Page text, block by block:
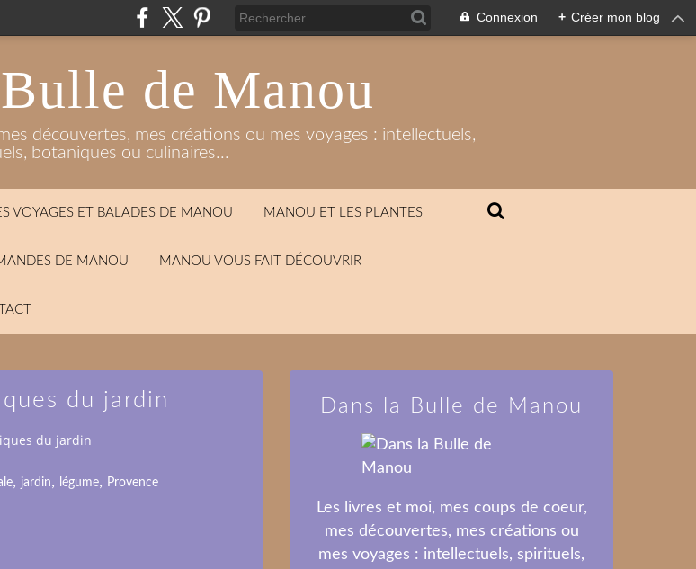
Connexion + Créer mon blog
de Manou
découvertes, mes créations ou mes voyages : intellectuels,
botaniques ou culinaires...
VOYAGES ET BALADES DE MANOU MANOU ET LES PLANTES
DE MANOU MANOU VOUS FAIT DÉCOUVRIR
du jardin
du jardin
, jardin, légume, Provence
Dans la Bulle de Manou
Les livres et moi, mes coups de coeur,
mes découvertes, mes créations ou
mes voyages : intellectuels, spirituels,